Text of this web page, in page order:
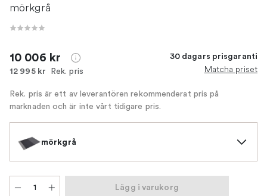
mörkgrå
10 006 kr
12 995 kr Rek. pris
30 dagars prisgaranti
Matcha priset
Rek. pris är ett av leverantören rekommenderat pris på
marknaden och är inte vårt tidigare pris.
mörkgrå
Lägg i varukorg